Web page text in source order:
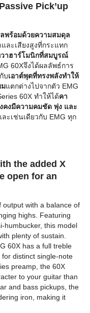
Pick’up
พร้อมด้วยความสมดุล
และเสียงสูงที่กระแทก
วาฮาร์โมนิกที่สมบูรณ์
60Xจึงได้ผลลัพธ์การ
บเอาต์พุตที่ทรงพลังทำให้
มแตกต่างไปจากตัว EMG
60X ทำให้ได้คา
คงมีความคมชัด พุ่ง และ
ะเช่นเดียวกับ EMG ทุก
the added X
open for an
output with a balance of
highs. Featuring
humbucker, this model
plenty of sustain.
60X has a full treble
distinct single-note
preamp, the 60X
to your guitar than
and bass pickups, the
iron, making it